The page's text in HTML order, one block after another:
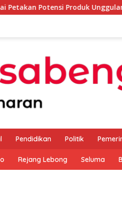
Produk Unggulan UMKM Melalui
Pendidikan Politik
Rejang Lebong Seluma